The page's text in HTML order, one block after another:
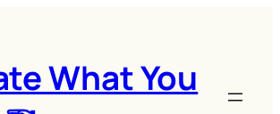
What You